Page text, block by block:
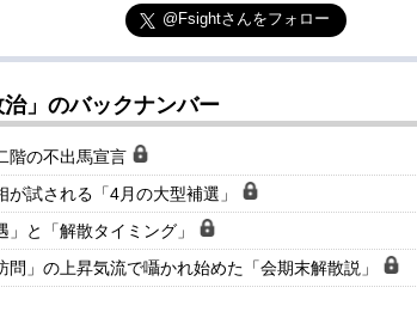
@Fsightさんをフォロー
」のバックナンバー
階の不出馬宣言
が試される「4月の大型補選」
」と「解散タイミング」
問」の上昇気流で囁かれ始めた「会期末解散説」